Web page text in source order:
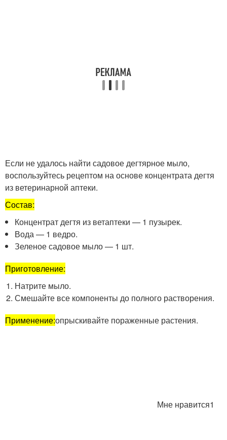
Если не удалось найти садовое дегтярное мыло,
воспользуйтесь рецептом на основе концентрата дегтя
из ветеринарной аптеки.
Состав:
Концентрат дегтя из ветаптеки — 1 пузырек.
Вода — 1 ведро.
Зеленое садовое мыло — 1 шт.
Приготовление:
Натрите мыло.
Смешайте все компоненты до полного растворения.
Применение:опрыскивайте пораженные растения.
Мне нравится1